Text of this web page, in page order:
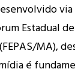
Estadual
MA),
é